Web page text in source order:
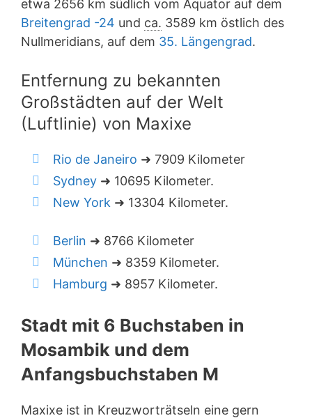
etwa 2656 km südlich vom Äquator auf dem
Breitengrad -24 und ca. 3589 km östlich des
Nullmeridians, auf dem 35. Längengrad.
Entfernung zu bekannten
Großstädten auf der Welt
(Luftlinie) von Maxixe
Rio de Janeiro ➜ 7909 Kilometer
Sydney ➜ 10695 Kilometer.
New York ➜ 13304 Kilometer.
Berlin ➜ 8766 Kilometer
München ➜ 8359 Kilometer.
Hamburg ➜ 8957 Kilometer.
Stadt mit 6 Buchstaben in
Mosambik und dem
Anfangsbuchstaben M
Maxixe ist in Kreuzworträtseln eine gern